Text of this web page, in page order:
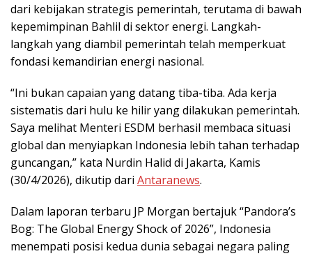
dari kebijakan strategis pemerintah, terutama di bawah
kepemimpinan Bahlil di sektor energi. Langkah-
langkah yang diambil pemerintah telah memperkuat
fondasi kemandirian energi nasional.
“Ini bukan capaian yang datang tiba-tiba. Ada kerja
sistematis dari hulu ke hilir yang dilakukan pemerintah.
Saya melihat Menteri ESDM berhasil membaca situasi
global dan menyiapkan Indonesia lebih tahan terhadap
guncangan,” kata Nurdin Halid di Jakarta, Kamis
(30/4/2026), dikutip dari Antaranews.
Dalam laporan terbaru JP Morgan bertajuk “Pandora’s
Bog: The Global Energy Shock of 2026”, Indonesia
menempati posisi kedua dunia sebagai negara paling